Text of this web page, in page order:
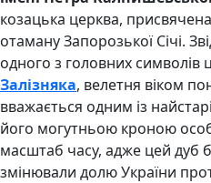
козацька церква,
отаману Запорозької Січі.
одного з головних символів
Залізняка, велетня віком
вважається одним із
його могутньою кроною
масштаб часу, адже цей дуб
змінювали долю України